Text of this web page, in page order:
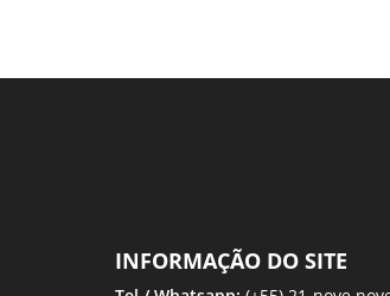
INFORMAÇÃO DO SITE